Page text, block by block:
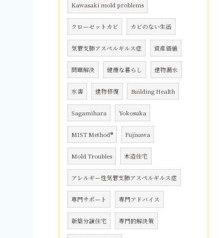
Kawasaki mold problems
クローゼットカビ カビのない生活
気管支肺アスペルギルス症 資産価値
問題解決 健康な暮らし 建物漏水
水害 建物修復 Building Health
Sagamihara Yokosuka
MIST Method® Fujisawa
Mold Troubles 木造住宅
アレルギー性気管支肺アスペルギルス症
専門サポート 専門アドバイス
新築分譲住宅 専門的解決策